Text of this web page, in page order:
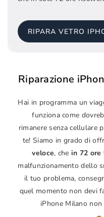
RIPARA VETRO
Riparazione
Hai in programma un
funziona come
rimanere senza cellulare
te! Siamo in grado di
veloce, che in 72 ore
malfunzionamento dello
il tuo problema,
quel momento non devi
iPhone Milano